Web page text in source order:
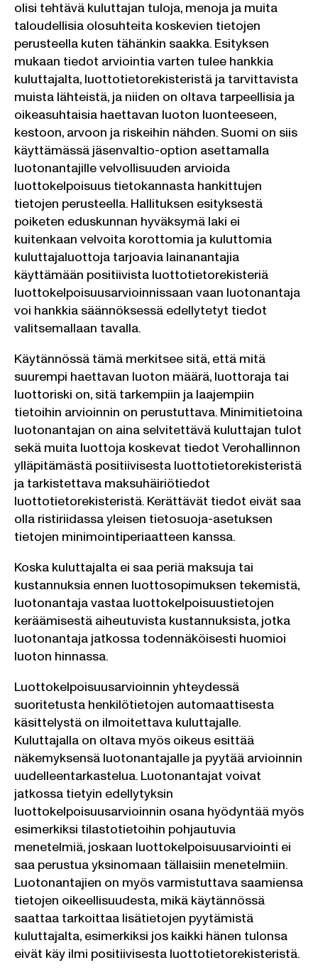
olisi tehtävä kuluttajan tuloja, menoja ja muita
taloudellisia olosuhteita koskevien tietojen
perusteella kuten tähänkin saakka. Esityksen
mukaan tiedot arviointia varten tulee hankkia
kuluttajalta, luottotietorekisteristä ja tarvittavista
muista lähteistä, ja niiden on oltava tarpeellisia ja
oikeasuhtaisia haettavan luoton luonteeseen,
kestoon, arvoon ja riskeihin nähden. Suomi on siis
käyttämässä jäsenvaltio-option asettamalla
luotonantajille velvollisuuden arvioida
luottokelpoisuus tietokannasta hankittujen
tietojen perusteella. Hallituksen esityksestä
poiketen eduskunnan hyväksymä laki ei
kuitenkaan velvoita korottomia ja kuluttomia
kuluttajaluottoja tarjoavia lainanantajia
käyttämään positiivista luottotietorekisteriä
luottokelpoisuusarvioinnissaan vaan luotonantaja
voi hankkia säännöksessä edellytetyt tiedot
valitsemallaan tavalla.
Käytännössä tämä merkitsee sitä, että mitä
suurempi haettavan luoton määrä, luottoraja tai
luottoriski on, sitä tarkempiin ja laajempiin
tietoihin arvioinnin on perustuttava. Minimitietoina
luotonantajan on aina selvitettävä kuluttajan tulot
sekä muita luottoja koskevat tiedot Verohallinnon
ylläpitämästä positiivisesta luottotietorekisteristä
ja tarkistettava maksuhäiriötiedot
luottotietorekisteristä. Kerättävät tiedot eivät saa
olla ristiriidassa yleisen tietosuoja-asetuksen
tietojen minimointiperiaatteen kanssa.
Koska kuluttajalta ei saa periä maksuja tai
kustannuksia ennen luottosopimuksen tekemistä,
luotonantaja vastaa luottokelpoisuustietojen
keräämisestä aiheutuvista kustannuksista, jotka
luotonantaja jatkossa todennäköisesti huomioi
luoton hinnassa.
Luottokelpoisuusarvioinnin yhteydessä
suoritetusta henkilötietojen automaattisesta
käsittelystä on ilmoitettava kuluttajalle.
Kuluttajalla on oltava myös oikeus esittää
näkemyksensä luotonantajalle ja pyytää arvioinnin
uudelleentarkastelua. Luotonantajat voivat
jatkossa tietyin edellytyksin
luottokelpoisuusarvioinnin osana hyödyntää myös
esimerkiksi tilastotietoihin pohjautuvia
menetelmiä, joskaan luottokelpoisuusarviointi ei
saa perustua yksinomaan tällaisiin menetelmiin.
Luotonantajien on myös varmistuttava saamiensa
tietojen oikeellisuudesta, mikä käytännössä
saattaa tarkoittaa lisätietojen pyytämistä
kuluttajalta, esimerkiksi jos kaikki hänen tulonsa
eivät käy ilmi positiivisesta luottotietorekisteristä.